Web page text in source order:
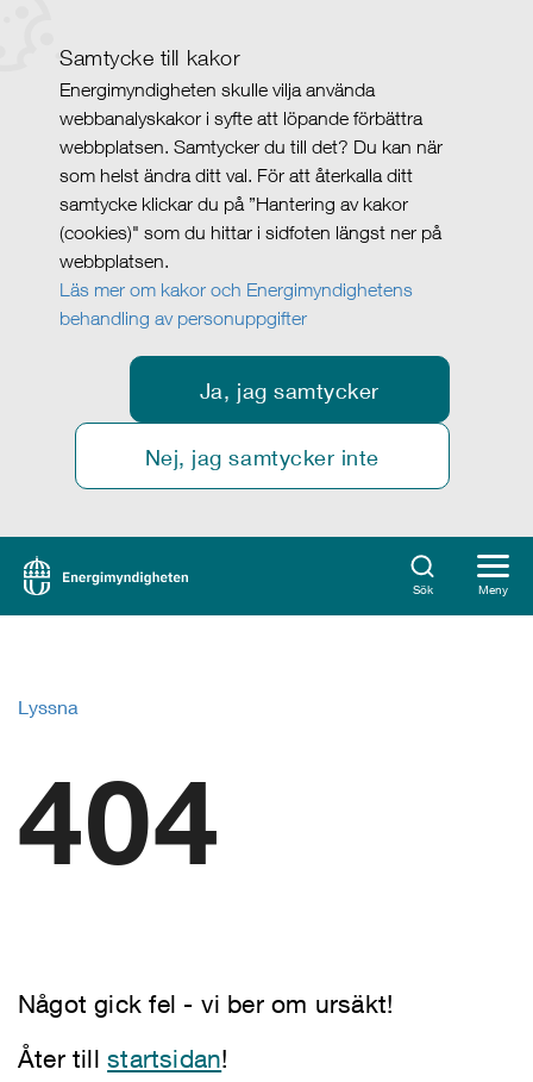
Samtycke till kakor
Energimyndigheten skulle vilja använda
webbanalyskakor i syfte att löpande förbättra
webbplatsen. Samtycker du till det? Du kan när
som helst ändra ditt val. För att återkalla ditt
samtycke klickar du på ”Hantering av kakor
(cookies)" som du hittar i sidfoten längst ner på
webbplatsen.
Läs mer om kakor och Energimyndighetens
behandling av personuppgifter
Ja, jag samtycker
Nej, jag samtycker inte
Sök Meny
Lyssna
404
Något gick fel - vi ber om ursäkt!
Åter tillstartsidan!